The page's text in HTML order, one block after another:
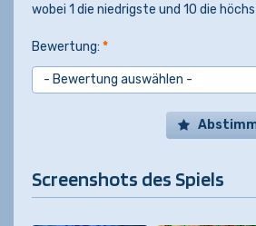
wobei 1 die niedrigste und 10 die
Bewertung: *
Screenshots des Spiels